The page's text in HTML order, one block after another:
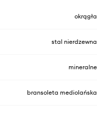
okrągła
stal nierdzewna
mineralne
bransoleta mediolańska